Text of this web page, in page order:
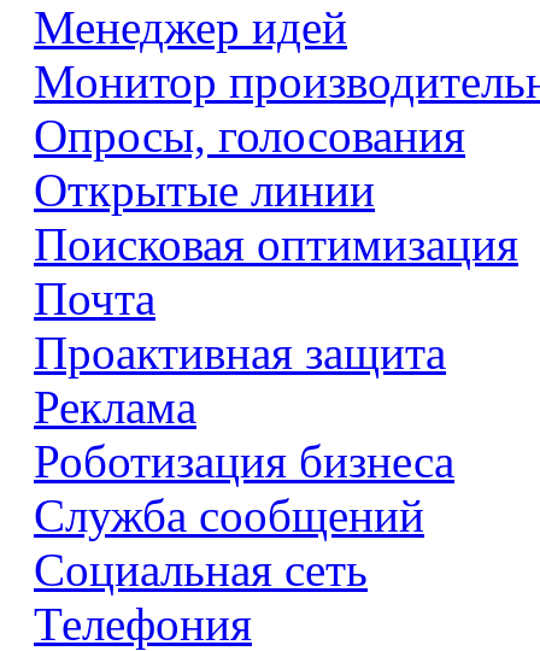
Менеджер идей
Монитор
Опросы, голосования
Открытые линии
Поисковая оптимизация
Почта
Проактивная защита
Реклама
Роботизация бизнеса
Служба сообщений
Социальная сеть
Телефония